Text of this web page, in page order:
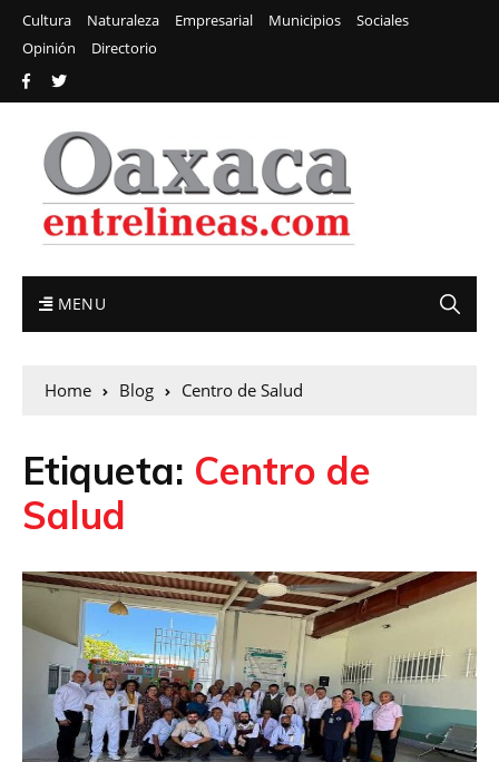
Cultura Naturaleza Empresarial Municipios
Sociales
Opinión
Directorio
MENU
Home Blog Centro de Salud
Etiqueta: Centro de
Salud